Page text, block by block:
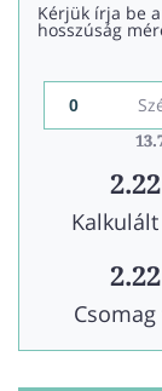
Kérjük írja be
hosszúság
2.22
2.22